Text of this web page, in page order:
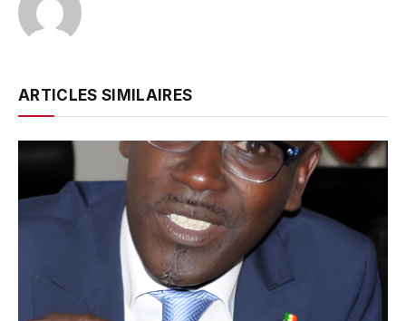
ARTICLES SIMILAIRES